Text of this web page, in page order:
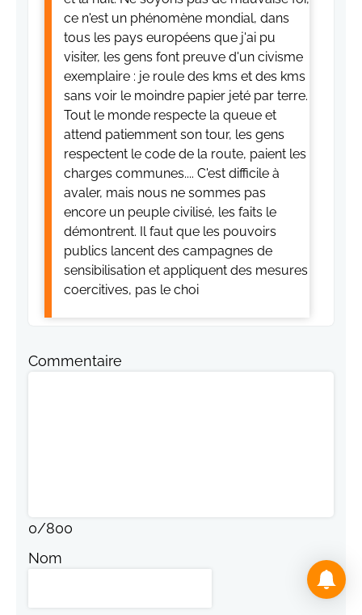
ce n'est un phénomène mondial, dans
tous les pays européens que j'ai pu
visiter, les gens font preuve d'un civisme
exemplaire : je roule des kms et des kms
sans voir le moindre papier jeté par terre.
Tout le monde respecte la queue et
attend patiemment son tour, les gens
respectent le code de la route, paient les
charges communes.... C'est difficile à
avaler, mais nous ne sommes pas
encore un peuple civilisé, les faits le
démontrent. Il faut que les pouvoirs
publics lancent des campagnes de
sensibilisation et appliquent des mesures
coercitives, pas le choi
Commentaire
0/800
Nom